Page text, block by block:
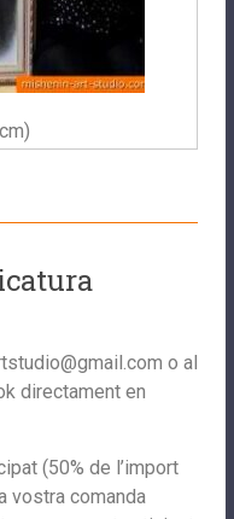
o al
directament en
(50% de l’import
vostra comanda